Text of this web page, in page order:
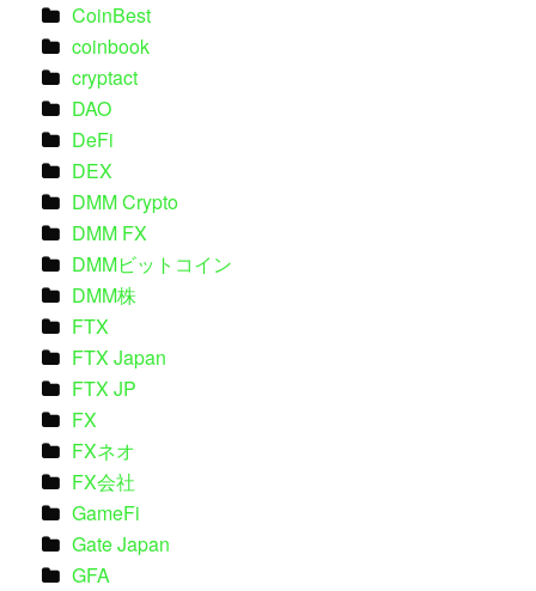
CoinBest
coinbook
cryptact
DAO
DeFi
DEX
DMM Crypto
DMM FX
DMMビットコイン
DMM株
FTX
FTX Japan
FTX JP
FX
FXネオ
FX会社
GameFi
Gate Japan
GFA